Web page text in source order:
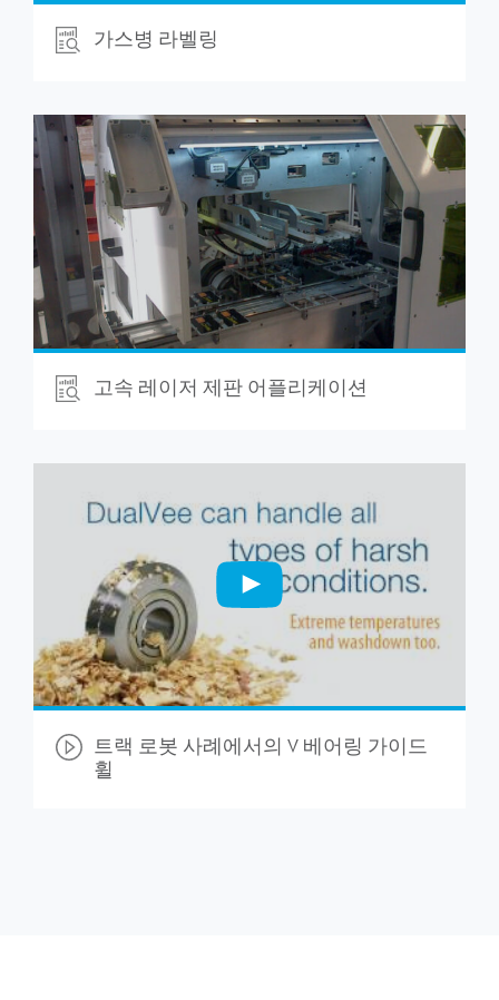
가스병 라벨링
고속 레이저 제판 어플리케이션
트랙 로봇 사례에서의 V 베어링 가이드
휠